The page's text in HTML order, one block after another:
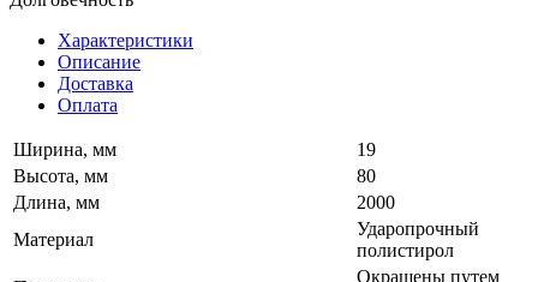
Характеристики
Описание
Доставка
Оплата
Ширина, мм
19
Высота, мм
80
Длина, мм
2000
Материал
Ударопрочный
полистирол
Окрашены путем